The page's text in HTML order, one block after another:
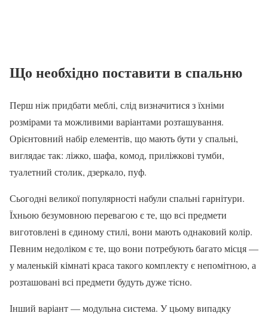
Що необхідно поставити в спальню
Перш ніж придбати меблі, слід визначитися з їхніми
розмірами та можливими варіантами розташування.
Орієнтовний набір елементів, що мають бути у спальні,
виглядає так: ліжко, шафа, комод, приліжкові тумби,
туалетний столик, дзеркало, пуф.
Сьогодні великої популярності набули спальні гарнітури.
Їхньою безумовною перевагою є те, що всі предмети
виготовлені в єдиному стилі, вони мають однаковий колір.
Певним недоліком є те, що вони потребують багато місця —
у маленькій кімнаті краса такого комплекту є непомітною, а
розташовані всі предмети будуть дуже тісно.
Інший варіант — модульна система. У цьому випадку